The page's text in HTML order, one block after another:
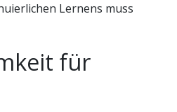
Lernens muss
für